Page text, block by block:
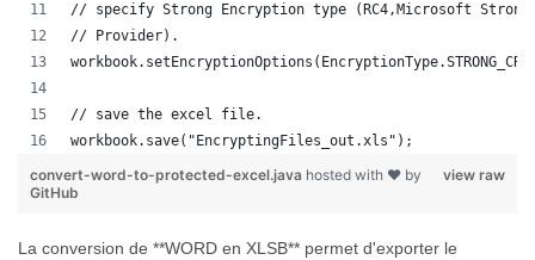
// specify Strong Encryption type (RC4,Microsoft Strong
// Provider).
// save the excel file.
workbook.save("EncryptingFiles_out.xls");
view raw
convert-word-to-protected-excel.java hosted with ❤ by
GitHub
La conversion de **WORD en XLSB** permet d'exporter le